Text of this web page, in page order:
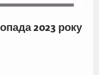
2023 року